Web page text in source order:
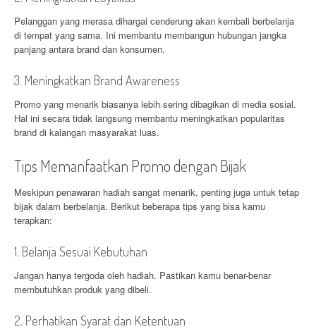
Pelanggan yang merasa dihargai cenderung akan kembali berbelanja
di tempat yang sama. Ini membantu membangun hubungan jangka
panjang antara brand dan konsumen.
3. Meningkatkan Brand Awareness
Promo yang menarik biasanya lebih sering dibagikan di media sosial.
Hal ini secara tidak langsung membantu meningkatkan popularitas
brand di kalangan masyarakat luas.
Tips Memanfaatkan Promo dengan Bijak
Meskipun penawaran hadiah sangat menarik, penting juga untuk tetap
bijak dalam berbelanja. Berikut beberapa tips yang bisa kamu
terapkan:
1. Belanja Sesuai Kebutuhan
Jangan hanya tergoda oleh hadiah. Pastikan kamu benar-benar
membutuhkan produk yang dibeli.
2. Perhatikan Syarat dan Ketentuan